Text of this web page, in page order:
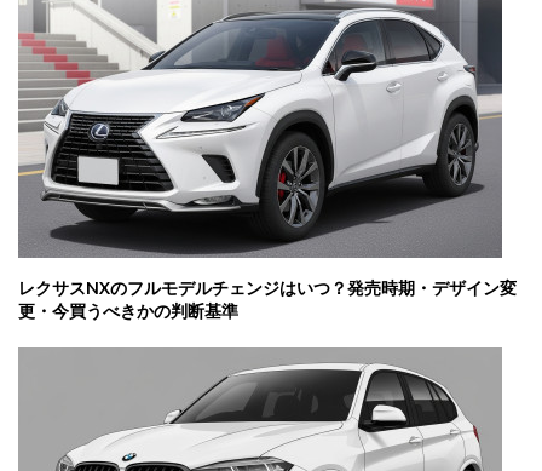
レクサスNXのフルモデルチェンジはいつ？発売時期・デザイン変
更・今買うべきかの判断基準